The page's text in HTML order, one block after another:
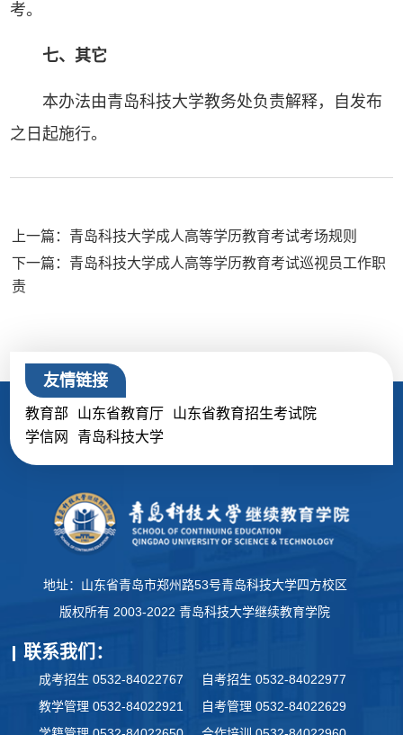
考。
七、其它
本办法由青岛科技大学教务处负责解释，自发布
之日起施行。
上一篇：青岛科技大学成人高等学历教育考试考场规则
下一篇：青岛科技大学成人高等学历教育考试巡视员工作职
责
友情链接
教育部 山东省教育厅
山东省教育招生考试院
学信网
青岛科技大学
地址：山东省青岛市郑州路53号青岛科技大学四方校区
版权所有 2003-2022 青岛科技大学继续教育学院
联系我们：
成考招生 0532-84022767
自考招生 0532-84022977
教学管理 0532-84022921
自考管理 0532-84022629